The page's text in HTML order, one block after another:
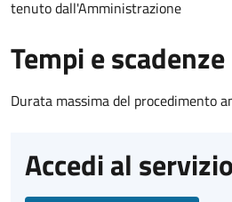
tenuto dall'Amministrazione
Tempi e scadenze
Durata massima del procedimento
Accedi al servizio